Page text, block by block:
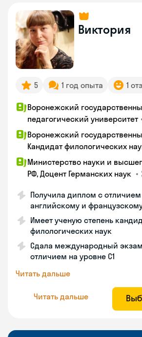
Виктория
5 1 год опыта 1
Воронежский
педагогический университет
Воронежский
Кандидат филологических
Министерство науки и
РФ, Доцент Германских наук •
Получила диплом с отличием
английскому и
Имеет ученую степень
филологических наук
Сдала международный
отличием на уровне C1
Читать дальше
Читать дальше